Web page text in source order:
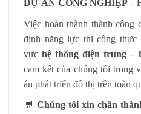
DỰ ÁN CÔNG NGHIỆP –
Việc hoàn thành thành công
định năng lực thi công thực
vực hệ thống điện trung –
cam kết của chúng tôi trong
án phát triển đô thị trên toàn
💬 Chúng tôi xin chân